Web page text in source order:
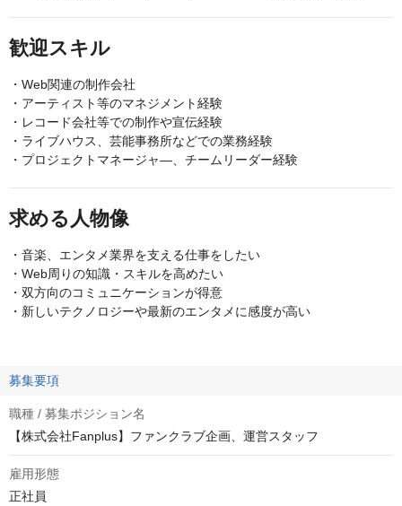
歓迎スキル
・Web関連の制作会社
・アーティスト等のマネジメント経験
・レコード会社等での制作や宣伝経験
・ライブハウス、芸能事務所などでの業務経験
・プロジェクトマネージャ―、チームリーダー経験
求める人物像
・音楽、エンタメ業界を支える仕事をしたい
・Web周りの知識・スキルを高めたい
・双方向のコミュニケーションが得意
・新しいテクノロジーや最新のエンタメに感度が高い
募集要項
職種 / 募集ポジション名
【株式会社Fanplus】ファンクラブ企画、運営スタッフ
雇用形態
正社員